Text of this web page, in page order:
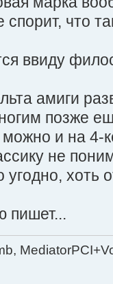
что
ввиду
амиги
позже
можно и на
не
угодно,
пишет...